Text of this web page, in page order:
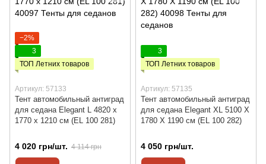
−2%
3
ТОП Летних товаров
Артикул: 57133
Тент автомобильный антиград
для седана Elegant L 4820 x
1770 x 1210 см (EL 100 281)
4 020 грн/шт. 4 114 грн
3
ТОП Летних товаров
Артикул: 57135
Тент автомобильный антиград
для седана Elegant XL 5100 Х
1780 Х 1190 см (EL 100 282)
4 050 грн/шт.